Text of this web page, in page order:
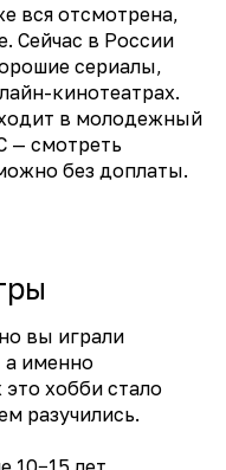
вся отсмотрена,
Сейчас в России
сериалы,
кинотеатрах.
в молодежный
— смотреть
без доплаты.
вы играли
а именно
хобби стало
разучились.